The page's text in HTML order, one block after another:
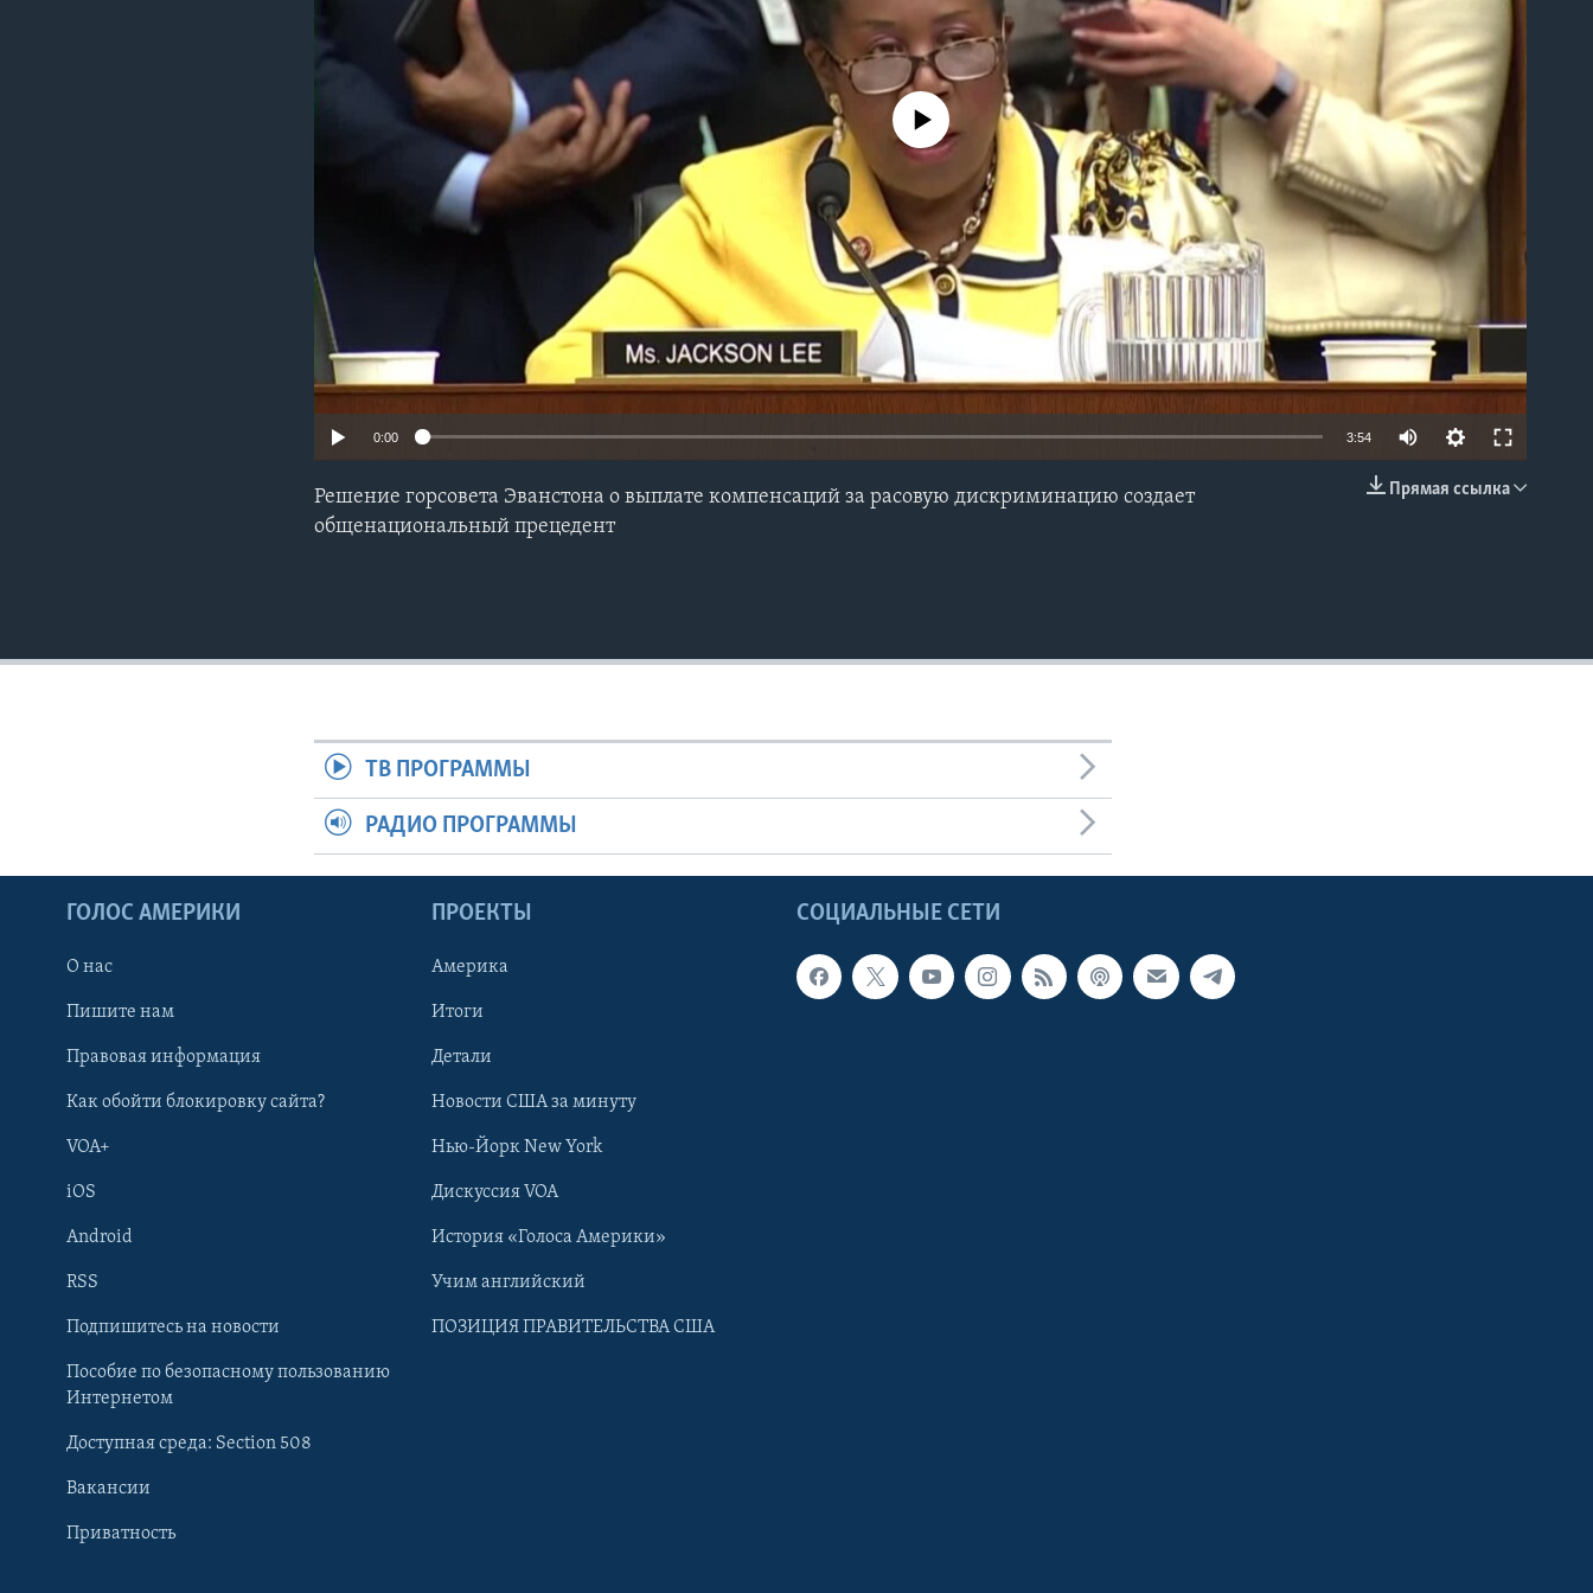
Learning English
Языки
No media source currently available
0:00 3:54
Прямая ссылка
Решение горсовета Эванстона о выплате компенсаций за расовую дискриминацию создает
общенациональный прецедент
ТВ ПРОГРАММЫ
РАДИО ПРОГРАММЫ
СОЦИАЛЬНЫЕ СЕТИ
ГОЛОС АМЕРИКИ
О нас
Пишите нам
Правовая информация
Как обойти блокировку сайта?
VOA+
iOS
Android
RSS
Подпишитесь на новости
Пособие по безопасному пользованию
Интернетом
Доступная среда: Section 508
Вакансии
Приватность
ПРОЕКТЫ
Америка
Итоги
Детали
Новости США за минуту
Нью-Йорк New York
Дискуссия VOA
История «Голоса Америки»
Учим английский
ПОЗИЦИЯ ПРАВИТЕЛЬСТВА США